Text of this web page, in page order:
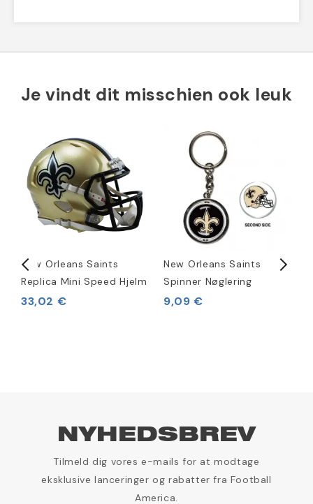
Je vindt dit misschien ook leuk
New Orleans Saints
Replica Mini Speed Hjelm
33,02 €
New Orleans Saints
Spinner Nøglering
9,09 €
NYHEDSBREV
Tilmeld dig vores e-mails for at modtage
eksklusive lanceringer og rabatter fra Football
America.